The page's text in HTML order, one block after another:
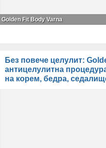
Golden Fit Body Varna
Без повече целулит:
антицелулитна
на корем, бедра,